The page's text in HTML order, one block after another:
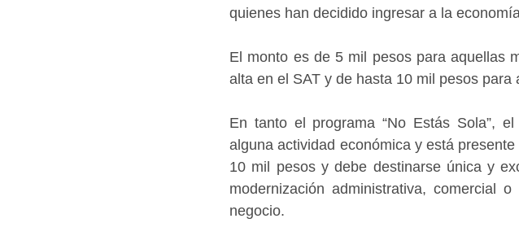
quienes han decidido ingresar a la
El monto es de 5 mil pesos para aquellas
alta en el SAT y de hasta 10 mil pesos
En tanto el programa “No Estás Sola”,
alguna actividad económica y está
10 mil pesos y debe destinarse única y
modernización administrativa, comercial
negocio.